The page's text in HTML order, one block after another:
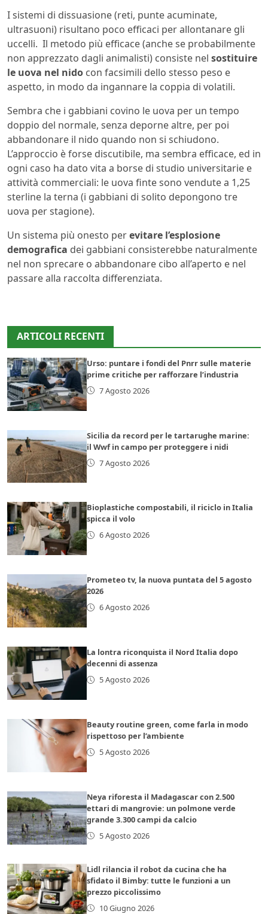
I sistemi di dissuasione (reti, punte acuminate,
ultrasuoni) risultano poco efficaci per allontanare gli
uccelli. Il metodo più efficace (anche se probabilmente
non apprezzato dagli animalisti) consiste nel sostituire
le uova nel nido con facsimili dello stesso peso e
aspetto, in modo da ingannare la coppia di volatili.
Sembra che i gabbiani covino le uova per un tempo
doppio del normale, senza deporne altre, per poi
abbandonare il nido quando non si schiudono.
L’approccio è forse discutibile, ma sembra efficace, ed in
ogni caso ha dato vita a borse di studio universitarie e
attività commerciali: le uova finte sono vendute a 1,25
sterline la terna (i gabbiani di solito depongono tre
uova per stagione).
Un sistema più onesto perevitare l’esplosione
demografica dei gabbiani consisterebbe naturalmente
nel non sprecare o abbandonare cibo all’aperto e nel
passare alla raccolta differenziata.
ARTICOLI RECENTI
Urso: puntare i fondi del Pnrr sulle materie
prime critiche per rafforzare l’industria
7 Agosto 2026
Sicilia da record per le tartarughe marine:
il Wwf in campo per proteggere i nidi
7 Agosto 2026
Bioplastiche compostabili, il riciclo in Italia
spicca il volo
6 Agosto 2026
Prometeo tv, la nuova puntata del 5 agosto
2026
6 Agosto 2026
La lontra riconquista il Nord Italia dopo
decenni di assenza
5 Agosto 2026
Beauty routine green, come farla in modo
rispettoso per l’ambiente
5 Agosto 2026
Neya riforesta il Madagascar con 2.500
ettari di mangrovie: un polmone verde
grande 3.300 campi da calcio
5 Agosto 2026
Lidl rilancia il robot da cucina che ha
sfidato il Bimby: tutte le funzioni a un
prezzo piccolissimo
10 Giugno 2026